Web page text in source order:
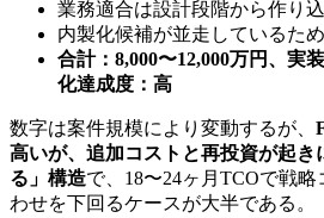
業務適合は​設計段階から​作り
内製化候補が​並走している​た
合計：8,000〜12,000万円、実
化達成度：高
数字は​案件規模に​より​変動するが、
高いが、追加コストと再投資が起き
る」構造で、​18〜24ヶ月TCOで​戦
わせを​下回る​ケースが​大半である。